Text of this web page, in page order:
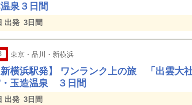
泉３日間
出発 3日間
東京・品川・新横浜
新横浜駅発】 ワンランク上の旅 「出雲大
玉造温泉 ３日間
出発 3日間